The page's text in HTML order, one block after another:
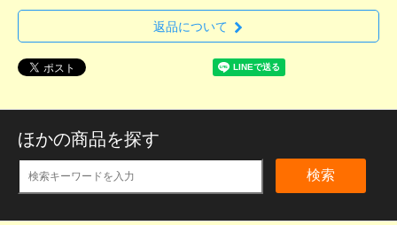
返品について
ほかの商品を探す
検索